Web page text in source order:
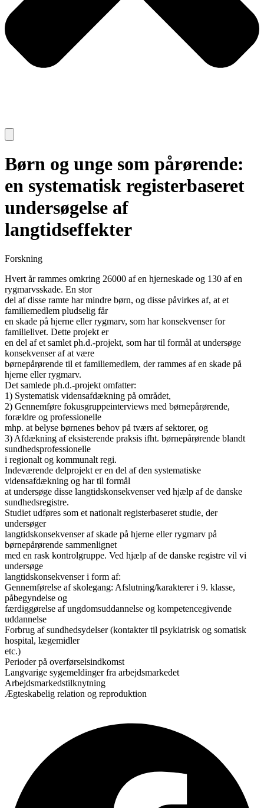
Børn og unge som pårørende:
en systematisk registerbaseret
undersøgelse af
langtidseffekter
Forskning
Hvert år rammes omkring 26000 af en hjerneskade og 130 af en
rygmarvsskade. En stor
del af disse ramte har mindre børn, og disse påvirkes af, at et
familiemedlem pludselig får
en skade på hjerne eller rygmarv, som har konsekvenser for
familielivet. Dette projekt er
en del af et samlet ph.d.-projekt, som har til formål at undersøge
konsekvenser af at være
børnepårørende til et familiemedlem, der rammes af en skade på
hjerne eller rygmarv.
Det samlede ph.d.-projekt omfatter:
1) Systematisk vidensafdækning på området,
2) Gennemføre fokusgruppeinterviews med børnepårørende,
forældre og professionelle
mhp. at belyse børnenes behov på tværs af sektorer, og
3) Afdækning af eksisterende praksis ifht. børnepårørende blandt
sundhedsprofessionelle
i regionalt og kommunalt regi.
Indeværende delprojekt er en del af den systematiske
vidensafdækning og har til formål
at undersøge disse langtidskonsekvenser ved hjælp af de danske
sundhedsregistre.
Studiet udføres som et nationalt registerbaseret studie, der
undersøger
langtidskonsekvenser af skade på hjerne eller rygmarv på
børnepårørende sammenlignet
med en rask kontrolgruppe. Ved hjælp af de danske registre vil vi
undersøge
langtidskonsekvenser i form af:
Gennemførelse af skolegang: Afslutning/karakterer i 9. klasse,
påbegyndelse og
færdiggørelse af ungdomsuddannelse og kompetencegivende
uddannelse
Forbrug af sundhedsydelser (kontakter til psykiatrisk og somatisk
hospital, lægemidler
etc.)
Perioder på overførselsindkomst
Langvarige sygemeldinger fra arbejdsmarkedet
Arbejdsmarkedstilknytning
Ægteskabelig relation og reproduktion